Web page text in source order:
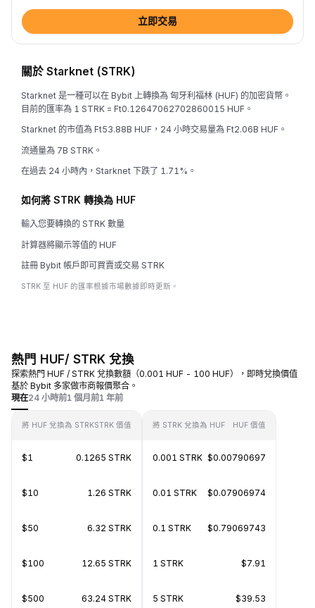
立即交易
關於 Starknet (STRK)
Starknet 是一種可以在 Bybit 上轉換為 匈牙利福林 (HUF) 的加密貨幣。
目前的匯率為 1 STRK = Ft0.12647062702860015 HUF。
Starknet 的市值為 Ft53.88B HUF，24 小時交易量為 Ft2.06B HUF。
流通量為 7B STRK。
在過去 24 小時內，Starknet 下跌了 1.71%。
如何將 STRK 轉換為 HUF
輸入您要轉換的 STRK 數量
計算器將顯示等值的 HUF
註冊 Bybit 帳戶即可買賣或交易 STRK
STRK 至 HUF 的匯率根據市場數據即時更新。
熱門 HUF/ STRK 兌換
探索熱門 HUF / STRK 兌換數額（0.001 HUF - 100 HUF），即時兌換價值
基於 Bybit 多家做市商報價聚合。
現在24 小時前1 個月前1 年前
將 HUF 兌換為 STRKSTRK 價值
$1 0.1265 STRK
$10 1.26 STRK
$50 6.32 STRK
$100 12.65 STRK
$500 63.24 STRK
將 STRK 兌換為 HUF HUF 價值
0.001 STRK $0.00790697
0.01 STRK $0.07906974
0.1 STRK $0.79069743
1 STRK $7.91
5 STRK $39.53